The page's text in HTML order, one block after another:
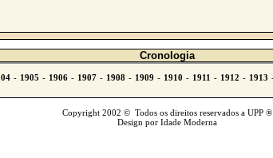
Cronologia
Copyright 2002 © Todos os direitos reservados a UPP ®
Design por Idade Moderna